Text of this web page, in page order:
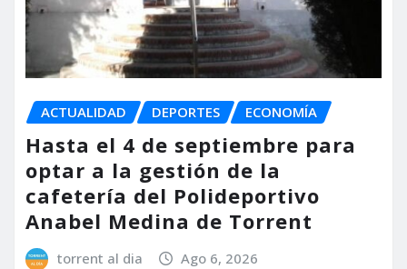
ACTUALIDAD DEPORTES ECONOMÍA
Hasta el 4 de septiembre para
optar a la gestión de la
cafetería del Polideportivo
Anabel Medina de Torrent
torrent al dia Ago 6, 2026